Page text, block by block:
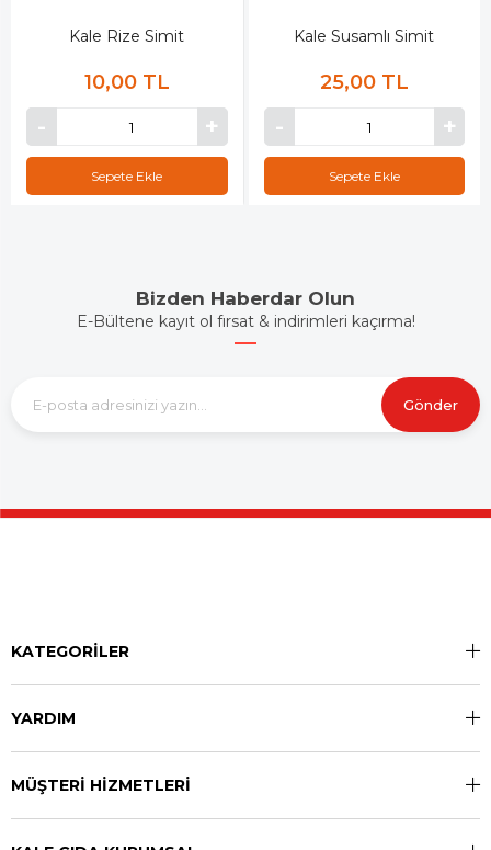
Kale Rize Simit
10,00 TL
Sepete Ekle
Kale Susamlı Simit
25,00 TL
Sepete Ekle
Bizden Haberdar Olun
E-Bültene kayıt ol fırsat & indirimleri kaçırma!
Gönder
KATEGORİLER
YARDIM
MÜŞTERİ HİZMETLERİ